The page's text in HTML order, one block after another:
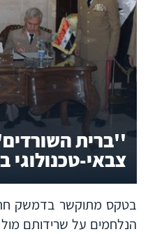
''ברית
צבאי-טכנולוגי
בטקס מתוקשר בדמשק
הנלחמים על שרידותם מול